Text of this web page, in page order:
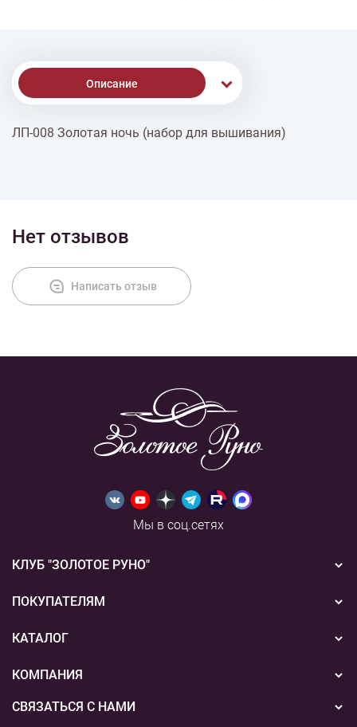
Описание
Доставка
ЛП-008 Золотая ночь (набор для вышивания)
Нет отзывов
Написать отзыв
Мы в соц.сетях
КЛУБ "ЗОЛОТОЕ РУНО"
Новости
Акции
ПОКУПАТЕЛЯМ
Бонусная система
Подарочные сертификаты
Способы оплаты
КАТАЛОГ
Вышивка
Пряжа
КОМПАНИЯ
О нас
СВЯЗАТЬСЯ С НАМИ